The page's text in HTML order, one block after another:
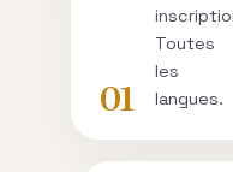
01
Toutes
les
langues.